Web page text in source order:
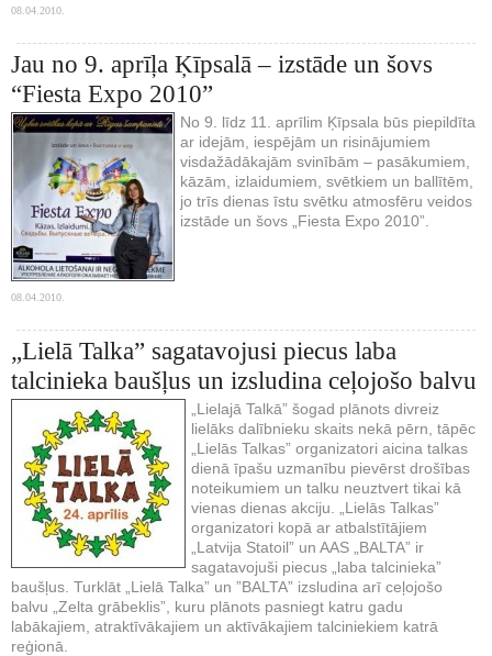
08.04.2010.
Jau no 9. aprīļa Ķīpsalā – izstāde un šovs
“Fiesta Expo 2010”
No 9. līdz 11. aprīlim Ķīpsala būs piepildīta
ar idejām, iespējām un risinājumiem
visdažādākajām svinībām – pasākumiem,
kāzām, izlaidumiem, svētkiem un ballītēm,
jo trīs dienas īstu svētku atmosfēru veidos
izstāde un šovs „Fiesta Expo 2010”.
08.04.2010.
„Lielā Talka” sagatavojusi piecus laba
talcinieka baušļus un izsludina ceļojošo balvu
„Lielajā Talkā” šogad plānots divreiz
lielāks dalībnieku skaits nekā pērn, tāpēc
„Lielās Talkas” organizatori aicina talkas
dienā īpašu uzmanību pievērst drošības
noteikumiem un talku neuztvert tikai kā
vienas dienas akciju. „Lielās Talkas”
organizatori kopā ar atbalstītājiem
„Latvija Statoil” un AAS „BALTA” ir
sagatavojuši piecus „laba talcinieka”
baušļus. Turklāt „Lielā Talka” un ”BALTA” izsludina arī ceļojošo
balvu „Zelta grābeklis”, kuru plānots pasniegt katru gadu
labākajiem, atraktīvākajiem un aktīvākajiem talciniekiem katrā
reģionā.